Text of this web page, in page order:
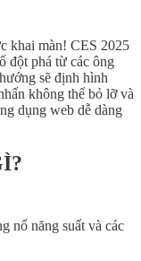
khai màn! CES 2025
đột phá từ các ông
sẽ định hình
không thể bỏ lỡ và
dụng web dễ dàng
nổ năng suất và các